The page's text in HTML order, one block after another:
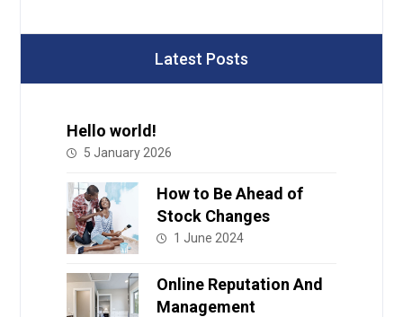
Latest Posts
Hello world!
5 January 2026
How to Be Ahead of
Stock Changes
1 June 2024
Online Reputation And
Management